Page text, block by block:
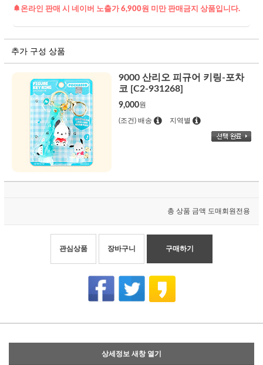
온라인 판매 시 네이버 노출가 6,900원 미만 판매금지 상품입니다.
추가 구성 상품
9000 산리오 피규어 키링-포차
코 [C2-931268]
9,000원
(조건) 배송 지역별
총 상품 금액 도매회원전용
관심상품 장바구니 구매하기
상세정보 새창 열기